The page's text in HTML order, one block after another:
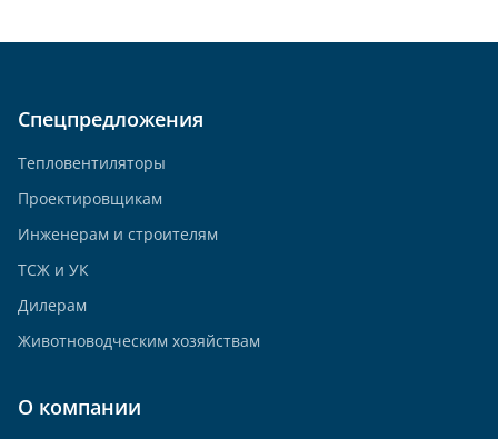
Спецпредложения
Тепловентиляторы
Проектировщикам
Инженерам и строителям
ТСЖ и УК
Дилерам
Животноводческим хозяйствам
О компании